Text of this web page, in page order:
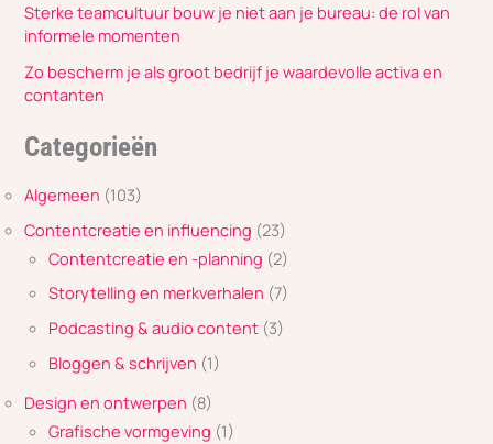
Sterke teamcultuur bouw je niet aan je bureau: de rol van
informele momenten
Zo bescherm je als groot bedrijf je waardevolle activa en
contanten
Categorieën
Algemeen (103)
Contentcreatie en influencing (23)
Contentcreatie en -planning (2)
Storytelling en merkverhalen (7)
Podcasting & audio content (3)
Bloggen & schrijven (1)
Design en ontwerpen (8)
Grafische vormgeving (1)